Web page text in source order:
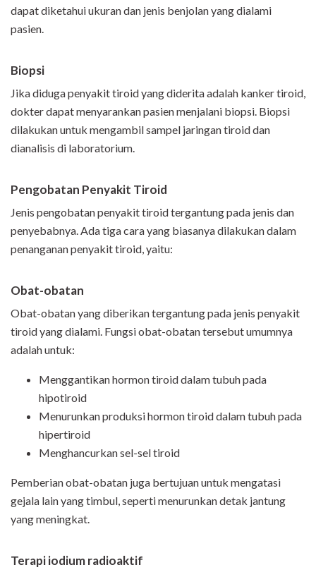
dapat diketahui ukuran dan jenis benjolan yang dialami
pasien.
Biopsi
Jika diduga penyakit tiroid yang diderita adalah kanker tiroid,
dokter dapat menyarankan pasien menjalani biopsi. Biopsi
dilakukan untuk mengambil sampel jaringan tiroid dan
dianalisis di laboratorium.
Pengobatan Penyakit Tiroid
Jenis pengobatan penyakit tiroid tergantung pada jenis dan
penyebabnya. Ada tiga cara yang biasanya dilakukan dalam
penanganan penyakit tiroid, yaitu:
Obat-obatan
Obat-obatan yang diberikan tergantung pada jenis penyakit
tiroid yang dialami. Fungsi obat-obatan tersebut umumnya
adalah untuk:
Menggantikan hormon tiroid dalam tubuh pada
hipotiroid
Menurunkan produksi hormon tiroid dalam tubuh pada
hipertiroid
Menghancurkan sel-sel tiroid
Pemberian obat-obatan juga bertujuan untuk mengatasi
gejala lain yang timbul, seperti menurunkan detak jantung
yang meningkat.
Terapi iodium radioaktif